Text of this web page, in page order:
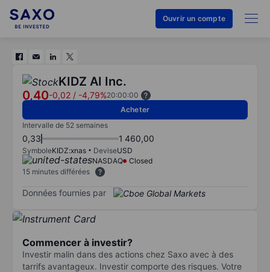
Ouvrir un compte
KIDZ AI Inc.
0,40-0,02 / -4,79%20:00:00
Acheter
Intervalle de 52 semaines
0,33 1 460,00
SymboleKIDZ:xnas DeviseUSD
NASDAQ
Closed
15 minutes différées
Données fournies par
Commencer à investir?
Investir malin dans des actions chez Saxo avec à des
tarrifs avantageux. Investir comporte des risques. Votre